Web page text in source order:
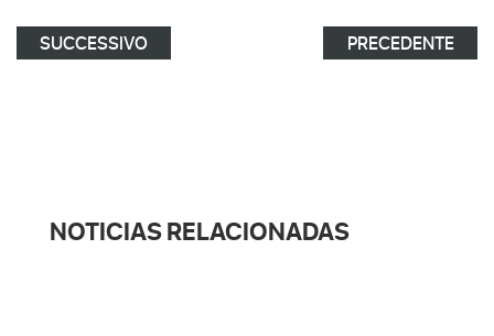
SUCCESSIVO PRECEDENTE
NOTICIAS RELACIONADAS